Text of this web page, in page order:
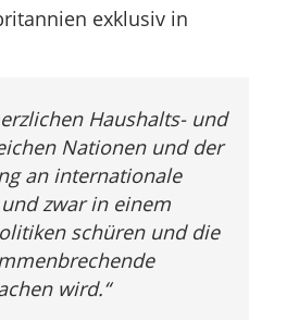
exklusiv in
Haushalts- und
Nationen und der
an internationale
zwar in einem
schüren und die
wird.“